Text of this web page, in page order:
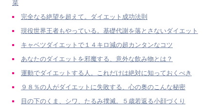
菜
完全なる絶望を超えて。ダイエット成功法則
現役世界王者もやっている。基礎代謝を落とさないダイエット
キャベツダイエットで１４キロ減の超カンタンなコツ
あなたのダイエットを邪魔する、意外な飲み物とは？
運動でダイエットする人。これだけは絶対に知っておくべき
９８％の人がダイエットに失敗する、心の奥のこんな秘密
目の下のくま、シワ、たるみ撲滅。５歳若返る小顔づくり